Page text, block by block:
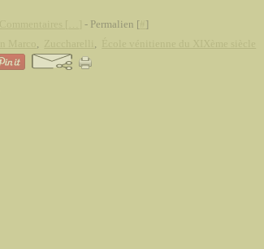
- Permalien [ ]
, ,